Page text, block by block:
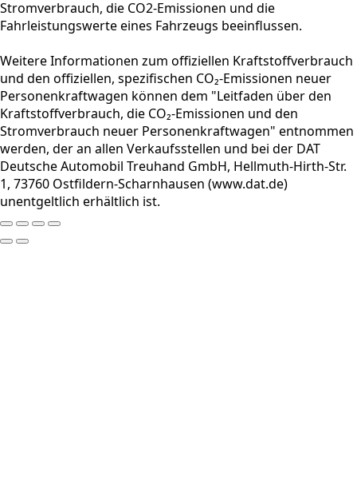
Stromverbrauch, die CO2-Emissionen und die
Fahrleistungswerte eines Fahrzeugs beeinflussen.
Weitere Informationen zum offiziellen Kraftstoffverbrauch
und den offiziellen, spezifischen CO₂-Emissionen neuer
Personenkraftwagen können dem "Leitfaden über den
Kraftstoffverbrauch, die CO₂-Emissionen und den
Stromverbrauch neuer Personenkraftwagen" entnommen
werden, der an allen Verkaufsstellen und bei der DAT
Deutsche Automobil Treuhand GmbH, Hellmuth-Hirth-Str.
1, 73760 Ostfildern-Scharnhausen (www.dat.de)
unentgeltlich erhältlich ist.